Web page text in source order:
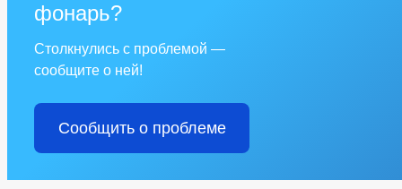
фонарь?
Столкнулись с проблемой —
сообщите о ней!
Сообщить о проблеме